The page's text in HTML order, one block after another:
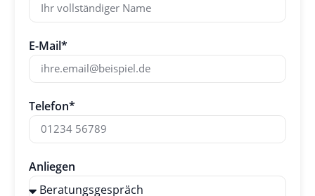
E-Mail*
Telefon*
Anliegen